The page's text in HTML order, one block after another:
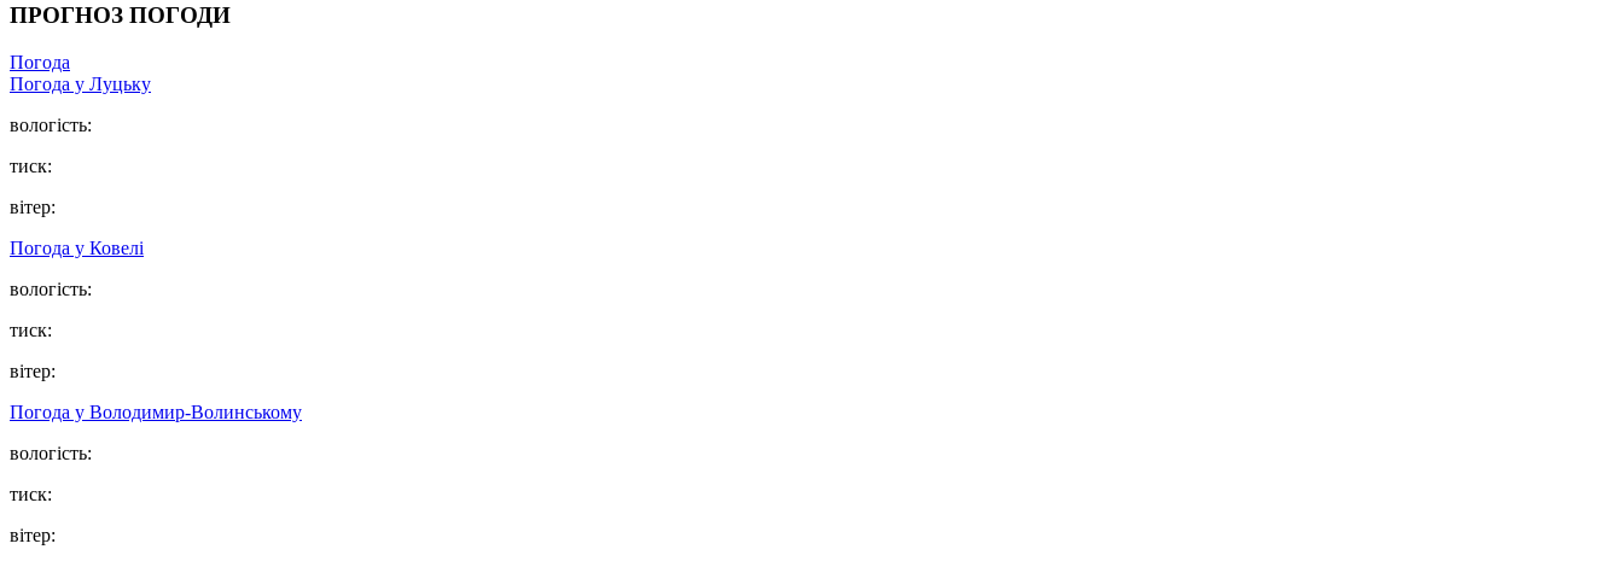
ПРОГНОЗ ПОГОДИ
Погода
Погода у Луцьку
вологість:
тиск:
вітер:
Погода у Ковелі
вологість:
тиск:
вітер:
Погода у Володимир-Волинському
вологість:
тиск:
вітер: